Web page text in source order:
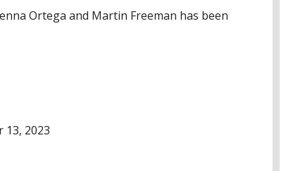
Ortega and Martin Freeman has been
13, 2023